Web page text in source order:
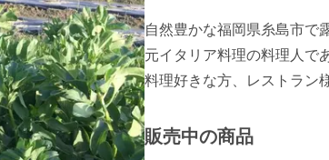
自然豊かな福岡県糸島市で
元イタリア料理の料理人で
料理好きな方、レストラン
販売中の商品